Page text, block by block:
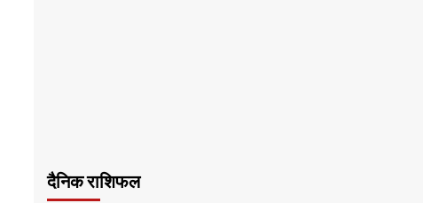
दैनिक राशिफल